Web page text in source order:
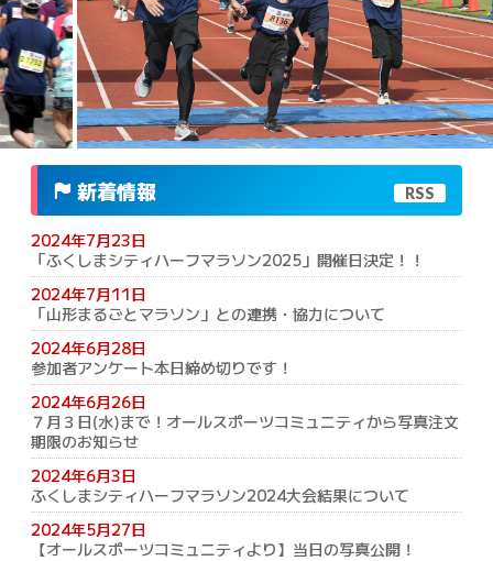
新着情報 RSS
2024年7月23日
「ふくしまシティハーフマラソン2025」開催日決定！！
2024年7月11日
「山形まるごとマラソン」との連携・協力について
2024年6月28日
参加者アンケート本日締め切りです！
2024年6月26日
７月３日(水)まで！オールスポーツコミュニティから写真注文
期限のお知らせ
2024年6月3日
ふくしまシティハーフマラソン2024大会結果について
2024年5月27日
【オールスポーツコミュニティより】当日の写真公開！